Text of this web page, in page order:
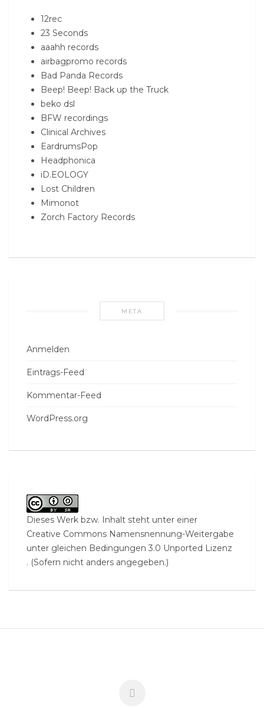
12rec
23 Seconds
aaahh records
airbagpromo records
Bad Panda Records
Beep! Beep! Back up the Truck
beko dsl
BFW recordings
Clinical Archives
EardrumsPop
Headphonica
iD.EOLOGY
Lost Children
Mimonot
Zorch Factory Records
META
Anmelden
Eintrags-Feed
Kommentar-Feed
WordPress.org
Dieses Werk bzw. Inhalt steht unter einer
Creative Commons Namensnennung-Weitergabe
unter gleichen Bedingungen 3.0 Unported Lizenz
. (Sofern nicht anders angegeben.)